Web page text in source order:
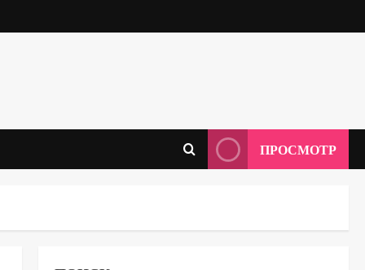
ПРОСМОТР